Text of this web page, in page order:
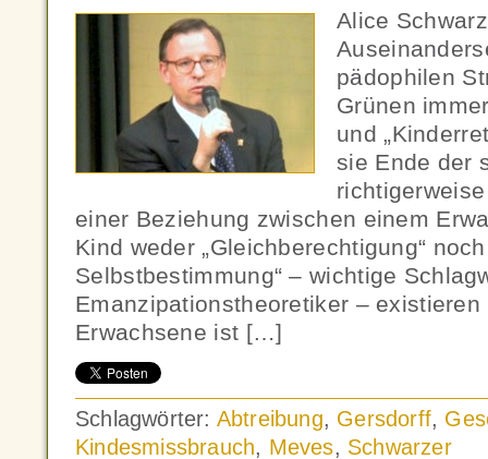
Alice
pädophilen
Grünen
und
sie Ende der
einer Beziehung zwischen einem
Kind weder „Gleichberechtigung“
Selbstbestimmung“ – wichtige
Emanzipationstheoretiker – existieren
Erwachsene ist […]
Schlagwörter: Abtreibung, Gersdorff,
Kindesmissbrauch, Meves, Schwarzer